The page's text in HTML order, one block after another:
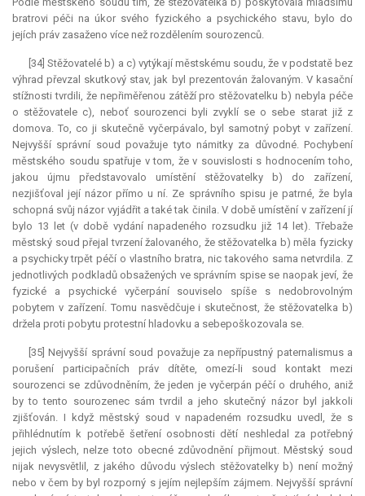
bratrovi péči na úkor svého fyzického a psychického stavu, bylo do
jejích práv zasaženo více než rozdělením sourozenců.
[34] Stěžovatelé b) a c) vytýkají městskému soudu, že v podstatě bez
výhrad převzal skutkový stav, jak byl prezentován žalovaným. V kasační
stížnosti tvrdili, že nepřiměřenou zátěží pro stěžovatelku b) nebyla péče
o stěžovatele c), neboť sourozenci byli zvyklí se o sebe starat již z
domova. To, co ji skutečně vyčerpávalo, byl samotný pobyt v zařízení.
Nejvyšší správní soud považuje tyto námitky za důvodné. Pochybení
městského soudu spatřuje v tom, že v souvislosti s hodnocením toho,
jakou újmu představovalo umístění stěžovatelky b) do zařízení,
nezjišťoval její názor přímo u ní. Ze správního spisu je patrné, že byla
schopná svůj názor vyjádřit a také tak činila. V době umístění v zařízení jí
bylo 13 let (v době vydání napadeného rozsudku již 14 let). Třebaže
městský soud přejal tvrzení žalovaného, že stěžovatelka b) měla fyzicky
a psychicky trpět péčí o vlastního bratra, nic takového sama netvrdila. Z
jednotlivých podkladů obsažených ve správním spise se naopak jeví, že
fyzické a psychické vyčerpání souviselo spíše s nedobrovolným
pobytem v zařízení. Tomu nasvědčuje i skutečnost, že stěžovatelka b)
držela proti pobytu protestní hladovku a sebepoškozovala se.
[35] Nejvyšší správní soud považuje za nepřípustný paternalismus a
porušení participačních práv dítěte, omezí-li soud kontakt mezi
sourozenci se zdůvodněním, že jeden je vyčerpán péčí o druhého, aniž
by to tento sourozenec sám tvrdil a jeho skutečný názor byl jakkoli
zjišťován. I když městský soud v napadeném rozsudku uvedl, že s
přihlédnutím k potřebě šetření osobnosti dětí neshledal za potřebný
jejich výslech, nelze toto obecné zdůvodnění přijmout. Městský soud
nijak nevysvětlil, z jakého důvodu výslech stěžovatelky b) není možný
nebo v čem by byl rozporný s jejím nejlepším zájmem. Nejvyšší správní